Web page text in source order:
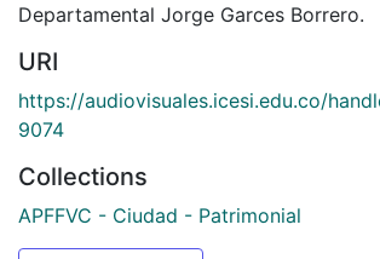
Departamental Jorge Garces Borrero.
URI
https://audiovisuales.icesi.edu.co/
9074
Collections
APFFVC - Ciudad - Patrimonial